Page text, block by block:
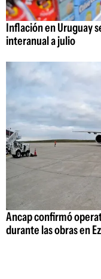
Inflación en Uruguay
interanual a julio
Ancap confirmó
durante las obras en